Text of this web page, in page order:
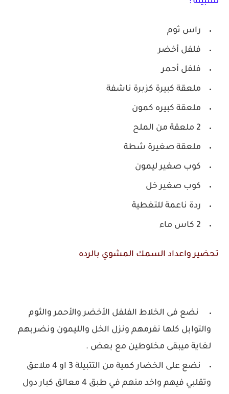
راس ثوم
فلفل أخضر
فلفل أحمر
ملعقة كبيرة كزبرة ناشفة
ملعقة كبيره كمون
2 ملعقة من الملح
ملعقة صغيرة شطة
كوب صغير ليمون
كوب صغير خل
ردة ناعمة للتغطية
2 كاس ماء
تحضير واعداد السمك المشوي بالرده
نضع فى الخلاط الفلفل الأخضر والأحمر والثوم
والتوابل كلها نفرمهم ونزل الخل والليمون ونضربهم
لغاية ميبقى مخلوطين مع بعض .
نضع على الخضار كمية من التتبيلة 3 او 4 ملاعق
وتقلبي فيهم واخد منهم في طبق 4 معالق كبار دول